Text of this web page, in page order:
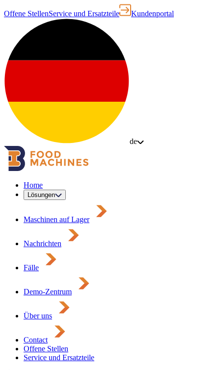
Offene StellenService und Ersatzteile Kundenportal
de
Home
Lösungen
Maschinen auf Lager
Nachrichten
Fälle
Demo-Zentrum
Über uns
Contact
Offene Stellen
Service und Ersatzteile